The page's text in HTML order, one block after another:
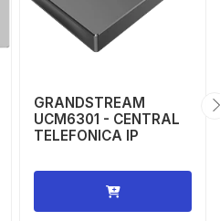
GRANDSTREAM
UCM6301 - CENTRAL
TELEFONICA IP